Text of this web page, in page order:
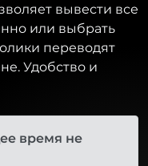
вывести все
или выбрать
переводят
Удобство и
время не